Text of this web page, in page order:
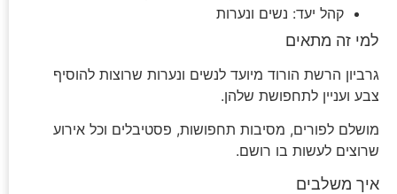
קהל יעד: נשים ונערות
למי זה מתאים
גרביון הרשת הורוד מיועד לנשים ונערות שרוצות להוסיף
צבע ועניין לתחפושת שלהן.
מושלם לפורים, מסיבות תחפושות, פסטיבלים וכל אירוע
שרוצים לעשות בו רושם.
איך משלבים